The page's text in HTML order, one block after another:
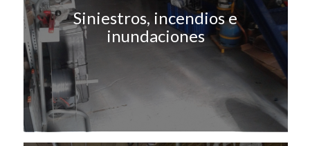
Siniestros, incendios e
inundaciones